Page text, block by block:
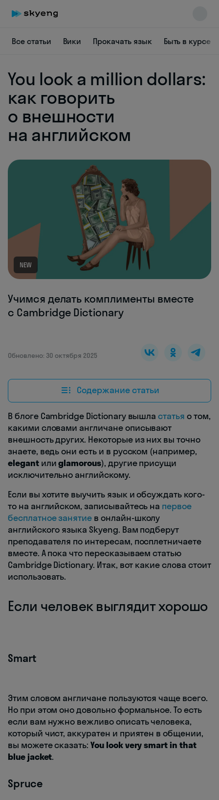
Все статьи Вики Прокачать язык Быть в курсе
You look a million dollars:
как говорить
о внешности
на английском
NEW
Учимся делать комплименты вместе
с Cambridge Dictionary
Обновлено: 30 октября 2025
Содержание статьи
В блоге Cambridge Dictionary вышластатья о том,
какими словами англичане описывают
внешность других. Некоторые из них вы точно
знаете, ведь они есть и в русском (например,
elegantилиglamorous), другие присущи
исключительно английскому.
Если вы хотите выучить язык и обсуждать кого-
то на английском, записывайтесь на первое
бесплатное занятие в онлайн-школу
английского языка Skyeng. Вам подберут
преподавателя по интересам, посплетничаете
вместе. А пока что пересказываем статью
Cambridge Dictionary. Итак, вот какие слова стоит
использовать.
Если человек выглядит хорошо
Smart
Этим словом англичане пользуются чаще всего.
Но при этом оно довольно формальное. То есть
если вам нужно вежливо описать человека,
который чист, аккуратен и приятен в общении,
вы можете сказать:You look very smart in that
blue jacket.
Spruce
online